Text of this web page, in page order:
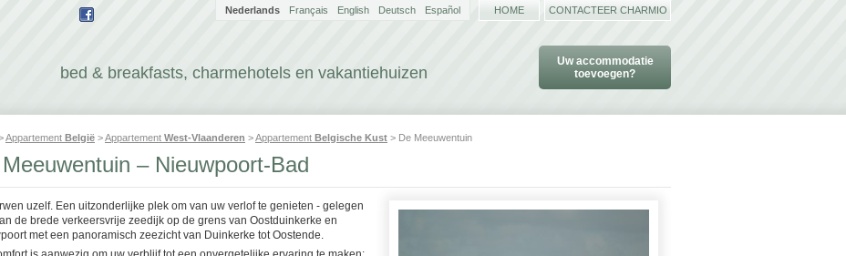
bed & breakfasts, charmehotels en vakantiehuizen
Uw accommodatie
toevoegen?
Nederlands Français English Deutsch Español HOME CONTACTEER CHARMIO
Appartement België >Appartement West-Vlaanderen >Appartement Belgische Kust > De Meeuwentuin
– Nieuwpoort-Bad
uzelf. Een uitzonderlijke plek om van uw verlof te genieten - gelegen
de brede verkeersvrije zeedijk op de grens van Oostduinkerke en
met een panoramisch zeezicht van Duinkerke tot Oostende.